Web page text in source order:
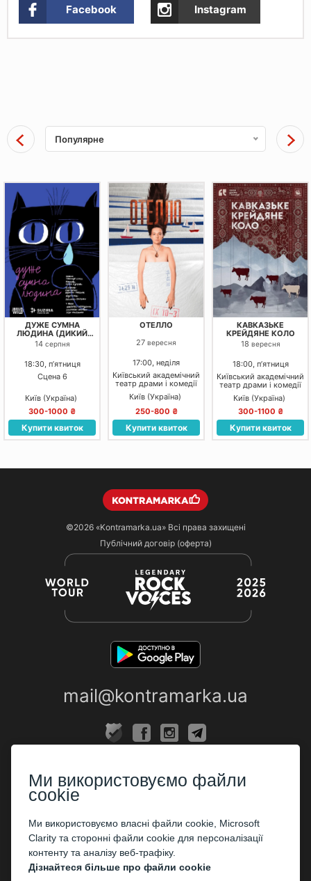
Facebook Instagram
Популярне
ДУЖЕ СУМНА
ЛЮДИНА (ДИКИЙ
ТЕАТР)
14 серпня
18:30, пʼятниця
Сцена 6
Київ (Україна)
300-1000 ₴
Купити квиток
ОТЕЛЛО
27 вересня
17:00, неділя
Київський академічний
театр драми і комедії
на лівому березі Дніпра
Київ (Україна)
250-800 ₴
Купити квиток
КАВКАЗЬКЕ
КРЕЙДЯНЕ КОЛО
18 вересня
18:00, пʼятниця
Київський академічний
театр драми і комедії
на лівому березі Дніпра
Київ (Україна)
300-1100 ₴
Купити квиток
©2026 «Kontramarka.ua»Всі права захищені
Публічний договір (оферта)
mail@kontramarka.ua
Каси
ПАРТНЕРАМ
Організаторам
Корпоративним клієнтам
Ми використовуємо файли
cookie
Ми використовуємо власні файли cookie, Microsoft
Clarity та сторонні файли cookie для персоналізації
контенту та аналізу веб-трафіку.
Дізнайтеся більше про файли cookie